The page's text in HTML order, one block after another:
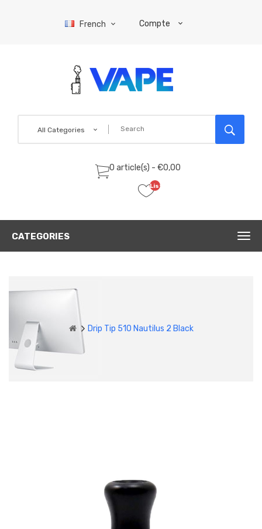
French Compte
All Categories
0 article(s) - €0,00
Liste
(0)
CATEGORIES
Drip Tip 510 Nautilus 2 Black